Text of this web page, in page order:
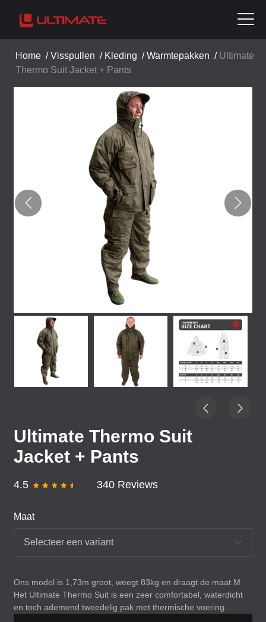
Home /Visspullen / Kleding /Warmtepakken / Ultimate
Thermo Suit Jacket + Pants
Ultimate Thermo Suit
Jacket + Pants
4.5 340 Reviews
Maat
Selecteer een variant
Ons model is 1,73m groot, weegt 83kg en draagt de maat M.
Het Ultimate Thermo Suit is een zeer comfortabel, waterdicht
en toch ademend tweedelig pak met thermische voering.